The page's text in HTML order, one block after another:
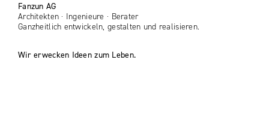
Fanzun AG
Architekten · Ingenieure · Berater
Ganzheitlich entwickeln, gestalten und realisieren.
Wir erwecken Ideen zum Leben.